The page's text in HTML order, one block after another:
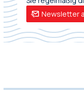
Newsletter